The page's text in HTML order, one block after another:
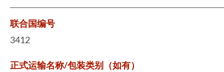
联合国编号
3412
正式运输名称/包装类别（如有）